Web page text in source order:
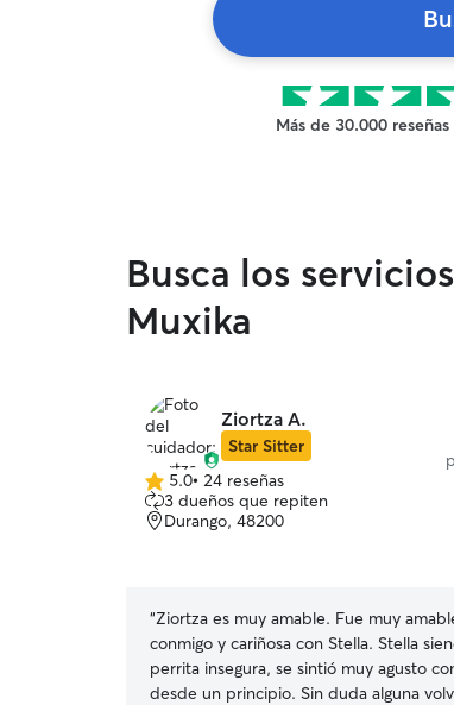
Más de 30.000 reseñas
Busca los
Muxika
Ziortza A.
Star Sitter
5.0
de
5
5.0• 24 reseñas
3 dueños que repiten
Durango, 48200
“Ziortza es muy amable. Fue muy
conmigo y cariñosa con Stella. Stella
perrita insegura, se sintió muy agusto
desde un principio. Sin duda alguna